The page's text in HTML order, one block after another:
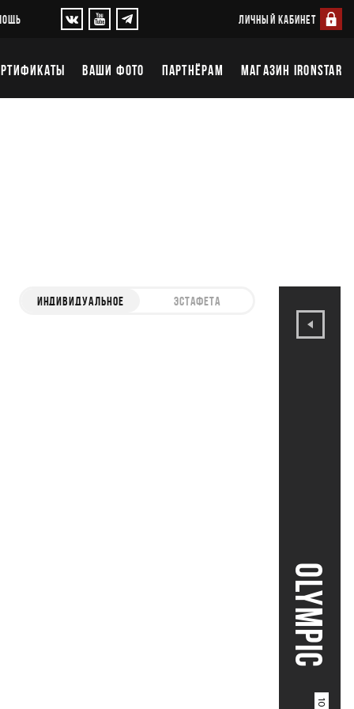
ЛИЧНЫЙ КАБИНЕТ
ВАШИ ФОТО ПАРТНЁРАМ МАГАЗИН IRONSTAR
ИНДИВИДУАЛЬНОЕ ЭСТАФЕТА
OLYMPIC